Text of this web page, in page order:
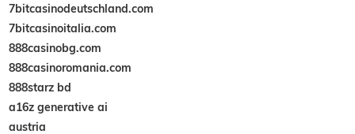
7bitcasinodeutschland.com
7bitcasinoitalia.com
888casinobg.com
888casinoromania.com
888starz bd
a16z generative ai
austria